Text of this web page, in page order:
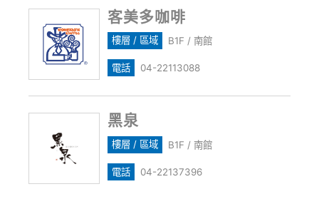
客美多咖啡
樓層 / 區域 B1F / 南館
電話 04-22113088
黑泉
樓層 / 區域 B1F / 南館
電話 04-22137396